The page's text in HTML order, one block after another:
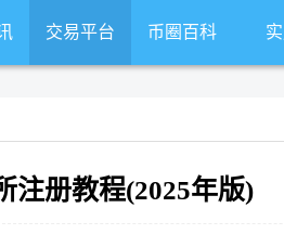
交易平台 币圈百科
注册教程(2025年版)